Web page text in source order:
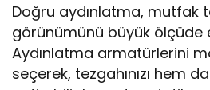
Doğru aydınlatma, mutfak
görünümünü büyük ölçüde
Aydınlatma armatürlerini
seçerek, tezgahınızı hem